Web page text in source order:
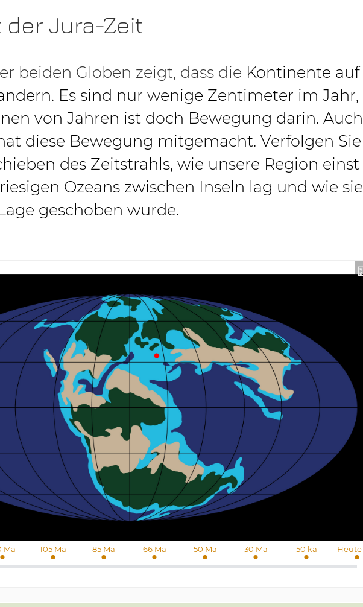
Jura-Zeit
beiden Globen zeigt, dass die Kontinente auf
Es sind nur wenige Zentimeter im Jahr,
von Jahren ist doch Bewegung darin. Auch
diese Bewegung mitgemacht. Verfolgen Sie
des Zeitstrahls, wie unsere Region einst
Ozeans zwischen Inseln lag und wie sie
geschoben wurde.